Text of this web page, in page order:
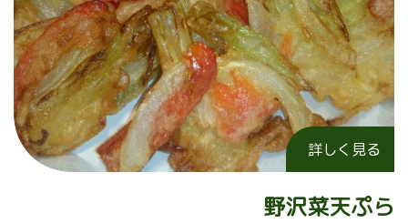
詳しく見る
野沢菜天ぷら